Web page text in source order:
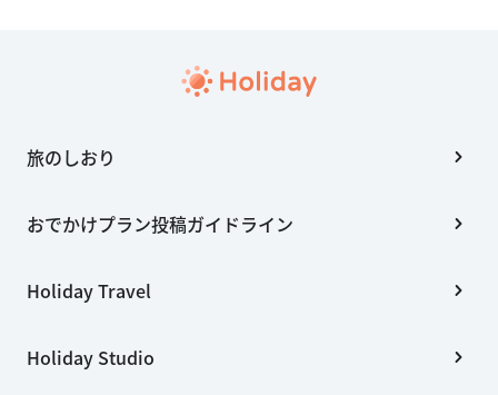
旅のしおり
おでかけプラン投稿ガイドライン
Holiday Travel
Holiday Studio